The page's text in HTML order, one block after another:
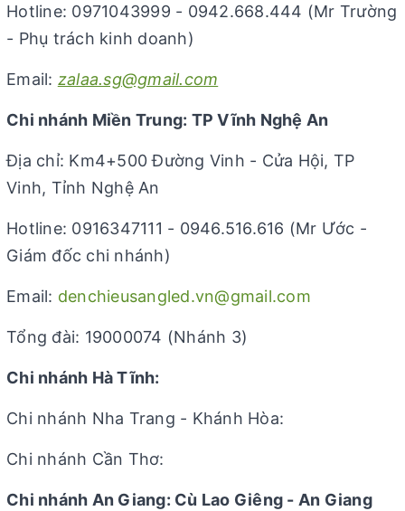
Hotline: 0971043999 - 0942.668.444 (Mr Trường
- Phụ trách kinh doanh)
Email: zalaa.sg@gmail.com
Chi nhánh Miền Trung: TP Vĩnh Nghệ An
Địa chỉ: Km4+500 Đường Vinh - Cửa Hội, TP
Vinh, Tỉnh Nghệ An
Hotline: 0916347111 - 0946.516.616 (Mr Ước -
Giám đốc chi nhánh)
Email: denchieusangled.vn@gmail.com
Tổng đài: 19000074 (Nhánh 3)
Chi nhánh Hà Tĩnh:
Chi nhánh Nha Trang - Khánh Hòa:
Chi nhánh Cần Thơ:
Chi nhánh An Giang: Cù Lao Giêng - An Giang